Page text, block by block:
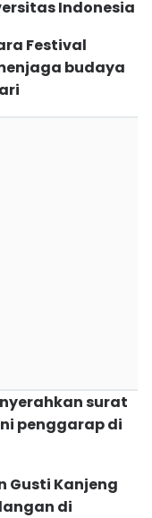
Indonesia
Festival
budaya
surat
penggarap di
Gusti Kanjeng
di